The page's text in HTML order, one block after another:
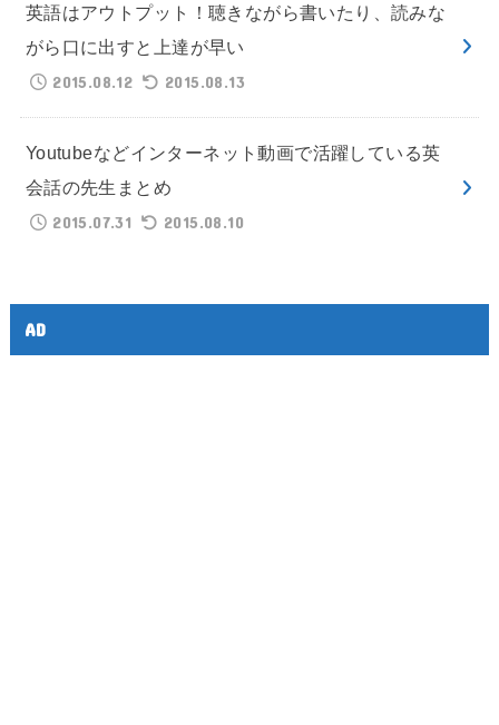
英語はアウトプット！聴きながら書いたり、読みな
がら口に出すと上達が早い
2015.08.12
2015.08.13
Youtubeなどインターネット動画で活躍している英
会話の先生まとめ
2015.07.31
2015.08.10
AD